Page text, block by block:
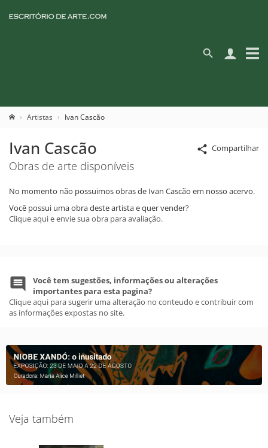
Artistas Ivan Cascão
Compartilhar
Ivan Cascão
Obras de arte disponíveis
No momento não possuimos obras de Ivan Cascão em nosso acervo.
Você possui uma obra deste artista e quer vender?
Clique aqui e envie sua obra para avaliação.
Você tem sugestões, informações ou alterações
importantes para esta pagina?
Clique aqui para sugerir uma alteração no conteudo e contribuir com
as informações expostas no site.
Veja também